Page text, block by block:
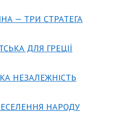
— ТРИ СТРАТЕГА
ДЛЯ ГРЕЦІЇ
НЕЗАЛЕЖНІСТЬ
НАРОДУ